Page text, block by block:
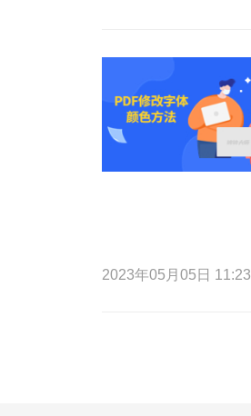
2023年05月05日 11:23